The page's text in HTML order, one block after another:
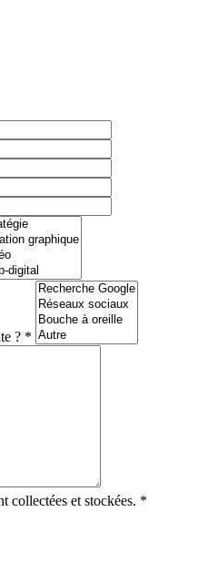
? *
collectées et stockées. *